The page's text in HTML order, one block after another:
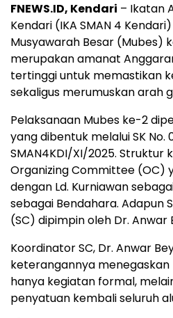
FNEWS.ID, Kendari – Ikatan
Kendari (IKA SMAN 4
Musyawarah Besar (Mubes)
merupakan amanat
tertinggi untuk memastikan
sekaligus merumuskan arah
Pelaksanaan Mubes ke-2
yang dibentuk melalui SK No.
SMAN4KDI/XI/2025.
Organizing Committee (OC)
dengan Ld. Kurniawan
sebagai Bendahara. Adapun
(SC) dipimpin oleh Dr. Anwar
Koordinator SC, Dr. Anwar
keterangannya
hanya kegiatan formal,
penyatuan kembali seluruh